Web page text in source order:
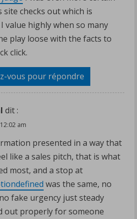
checks out which is
value highly when so many
play loose with the facts to
click.
vous pour répondre
dit :
am
presented in a way that
like a sales pitch, that is what
most, and a stop at
was the same, no
fake urgency just steady
out properly for someone